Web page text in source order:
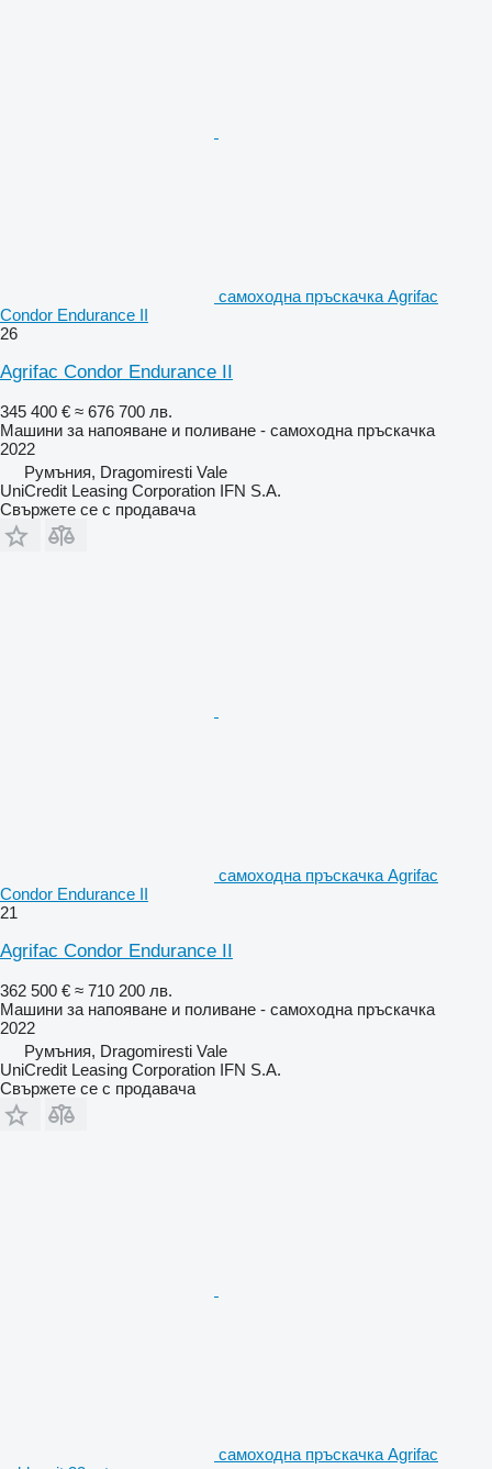
самоходна пръскачка Agrifac
Condor Endurance II
26
Agrifac Condor Endurance II
345 400 € ≈ 676 700 лв.
Машини за напояване и поливане - самоходна пръскачка
2022
Румъния, Dragomiresti Vale
UniCredit Leasing Corporation IFN S.A.
Свържете се с продавача
самоходна пръскачка Agrifac
Condor Endurance II
21
Agrifac Condor Endurance II
362 500 € ≈ 710 200 лв.
Машини за напояване и поливане - самоходна пръскачка
2022
Румъния, Dragomiresti Vale
UniCredit Leasing Corporation IFN S.A.
Свържете се с продавача
самоходна пръскачка Agrifac